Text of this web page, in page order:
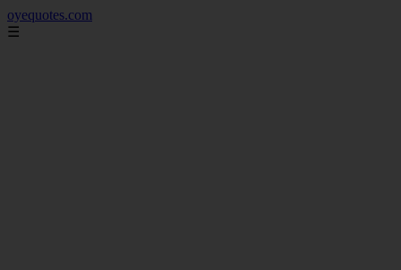
oyequotes.com
☰